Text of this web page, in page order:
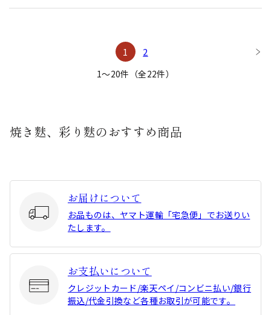
1 2
1〜20件（全22件）
焼き麩、彩り麩のおすすめ商品
お届けについて
お品ものは、ヤマト運輸「宅急便」でお送りい
たします。
お支払いについて
クレジットカード/楽天ペイ/コンビニ払い/銀行
振込/代金引換など各種お取引が可能です。